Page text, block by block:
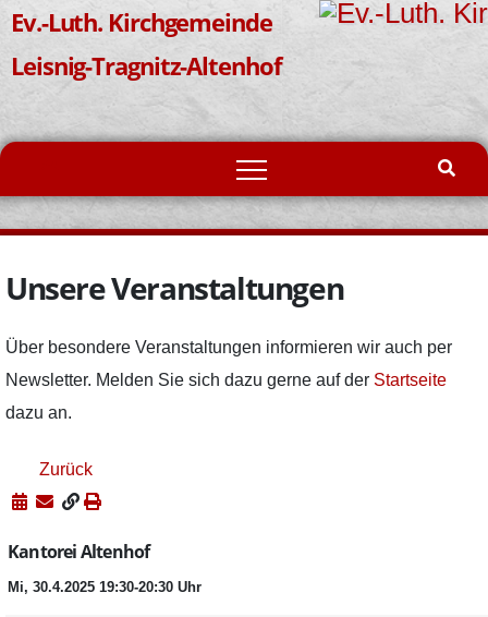
Zum
springen
Ev.-Luth. Kirchgemeinde
Leisnig-Tragnitz-Altenhof
Unsere Veranstaltungen
Über besondere Veranstaltungen informieren wir auch per
Newsletter. Melden Sie sich dazu gerne auf der Startseite
dazu an.
Zurück
Kantorei Altenhof
Mi, 30.4.2025 19:30-20:30 Uhr